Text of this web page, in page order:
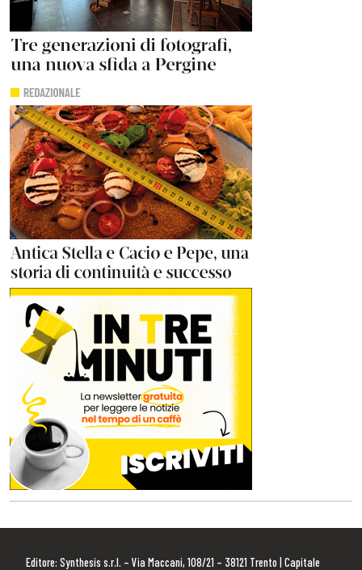
Editore: Synthesis s.r.l. – Via Maccani, 108/21 – 38121 Trento | Capitale